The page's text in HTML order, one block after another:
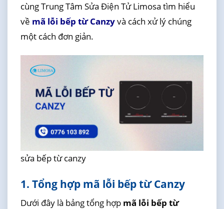
cùng Trung Tâm Sửa Điện Tử Limosa tìm hiểu
về mã lỗi bếp từ Canzyvà cách xử lý chúng
một cách đơn giản.
sửa bếp từ canzy
1. Tổng hợp mã lỗi bếp từ Canzy
Dưới đây là bảng tổng hợp mã lỗi bếp từ